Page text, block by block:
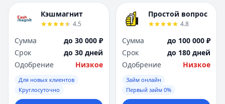
Кэшмагнит
4.5
Сумма
до 30 000 ₽
Срок
до 30 дней
Одобрение
Низкое
Для новых клиентов
Круглосуточно
Простой вопрос
4.8
Сумма
до 100 000 ₽
Срок
до 180 дней
Одобрение
Низкое
Займ онлайн
Первый займ 0%